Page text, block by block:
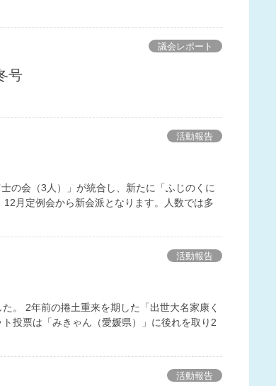
議会レポート
号
活動報告
の会（3人）」が統合し、新たに「ふじのくに
月定例会から新会派となります。人数では多
活動報告
。 2年前の捲土重来を期した「出世大名家康く
投票は「みきゃん（愛媛県）」に後れを取り2
活動報告